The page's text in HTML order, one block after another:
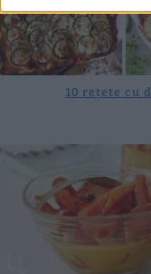
10 rețete cu